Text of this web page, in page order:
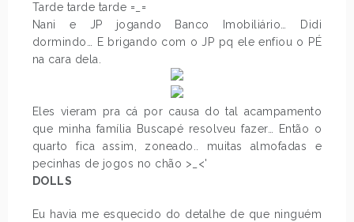
Tarde tarde tarde =_=
Nani e JP jogando Banco Imobiliário… Didi
dormindo… E brigando com o JP pq ele enfiou o PÉ
na cara dela.
Eles vieram pra cá por causa do tal acampamento
que minha família Buscapé resolveu fazer… Então o
quarto fica assim, zoneado.. muitas almofadas e
pecinhas de jogos no chão >_<'
DOLLS
Eu havia me esquecido do detalhe de que ninguém